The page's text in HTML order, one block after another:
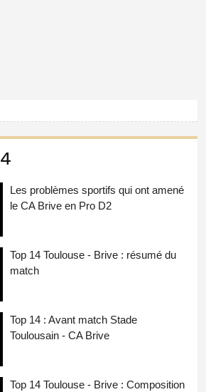
Les problèmes sportifs qui ont amené
le CA Brive en Pro D2
Top 14 Toulouse - Brive : résumé du
match
Top 14 : Avant match Stade
Toulousain - CA Brive
Top 14 Toulouse - Brive : Composition